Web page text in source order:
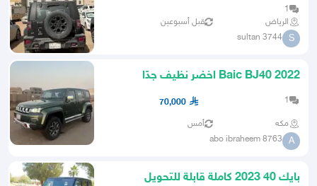
1
الرياض
قبل أسبوعين
S
sultan 3744
Baic BJ40 2022 اخضر نظيف جدًا
1
70,000
مكه أمس
A
abo ibraheem 8763
بايك 40 2023 كاملة قابلة للتحويل